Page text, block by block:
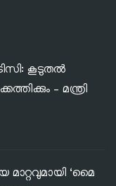
കൂടുതൽ
– മന്ത്രി
‘മൈ